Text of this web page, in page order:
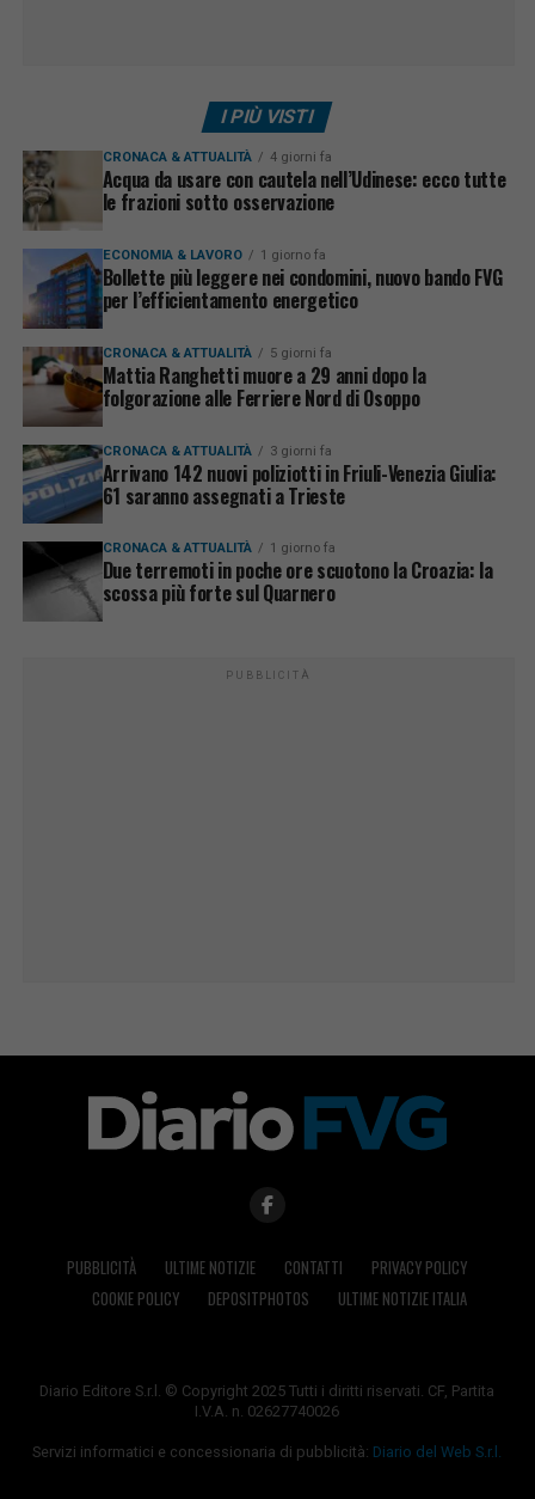
I PIÙ VISTI
CRONACA & ATTUALITÀ 4 giorni fa
Acqua da usare con cautela nell’Udinese: ecco tutte
le frazioni sotto osservazione
ECONOMIA & LAVORO 1 giorno fa
Bollette più leggere nei condomini, nuovo bando FVG
per l’efficientamento energetico
CRONACA & ATTUALITÀ 5 giorni fa
Mattia Ranghetti muore a 29 anni dopo la
folgorazione alle Ferriere Nord di Osoppo
CRONACA & ATTUALITÀ 3 giorni fa
Arrivano 142 nuovi poliziotti in Friuli-Venezia Giulia:
61 saranno assegnati a Trieste
CRONACA & ATTUALITÀ 1 giorno fa
Due terremoti in poche ore scuotono la Croazia: la
scossa più forte sul Quarnero
PUBBLICITÀ
PUBBLICITÀ ULTIME NOTIZIE CONTATTI
PRIVACY POLICY
COOKIE POLICY
DEPOSITPHOTOS ULTIME NOTIZIE ITALIA
Diario Editore S.r.l. © Copyright 2025 Tutti i diritti riservati. CF, Partita
I.V.A. n. 02627740026
Servizi informatici e concessionaria di pubblicità: Diario del Web S.r.l.